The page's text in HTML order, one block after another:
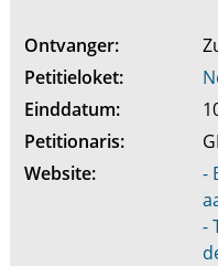
Ontvanger:
Petitieloket:
Einddatum:
Petitionaris:
Website:
-
-